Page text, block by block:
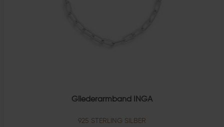
Gliederarmband INGA
925 STERLING SILBER